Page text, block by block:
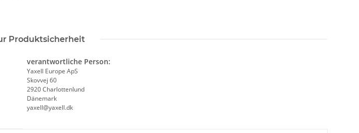
Produktsicherheit
verantwortliche Person:
Yaxell Europe ApS
Skovvej 60
2920 Charlottenlund
Dänemark
yaxell@yaxell.dk